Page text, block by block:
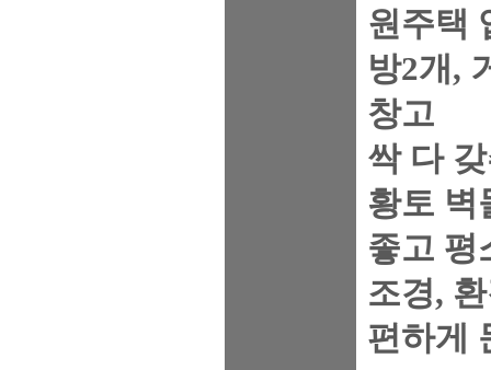
원주택
방2개,
창고
싹 다
황토 벽
좋고 평
조경,
편하게